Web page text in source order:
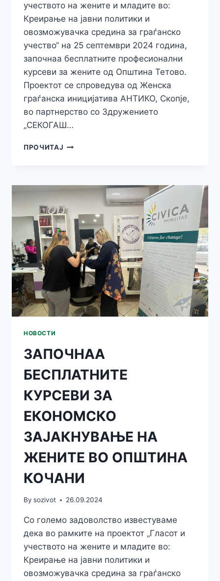
учеството на жените и младите во:
Креирање на јавни политики и
овозможувачка средина за граѓанско
учество“ на 25 септември 2024 година,
започнаа бесплатните професионални
курсеви за жените од Општина Тетово.
Проектот се спроведува од Женска
граѓанска иницијатива АНТИКО, Скопје,
во партнерство со Здружението
„СЕКОГАШ…
ПРОЧИТАЈ ЗАПОЧНАА
ЕКОНОМСКО
ЗАЈАКНУВАЊЕ
НА
ЖЕНИТЕ
ВО
ОПШТИНА
ТЕТОВО
НОВОСТИ
ЗАПОЧНАА
БЕСПЛАТНИТЕ
КУРСЕВИ ЗА
ЕКОНОМСКО
ЗАЈАКНУВАЊЕ НА
ЖЕНИТЕ ВО ОПШТИНА
КОЧАНИ
By sozivot 26.09.2024
Со големо задоволство известуваме
дека во рамките на проектот „Гласот и
учеството на жените и младите во:
Креирање на јавни политики и
овозможувачка средина за граѓанско